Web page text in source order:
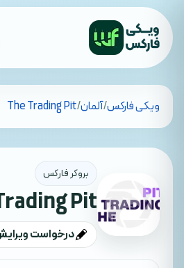
تمام کشورهاویکی فارکس/آلمان/
The Trading Pit
بروکر فارکس
Pit
درخواست